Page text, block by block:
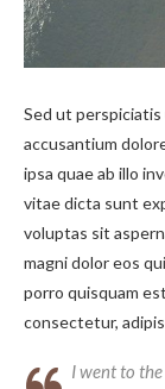
Sed ut
accusantium
ipsa quae ab illo
vitae dicta sunt
voluptas sit
magni dolor eos
porro quisquam
consectetur,
I went to